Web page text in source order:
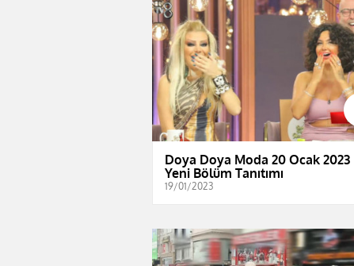
Doya Doya Moda 20 Ocak 2023 │
Yeni Bölüm Tanıtımı
19/01/2023